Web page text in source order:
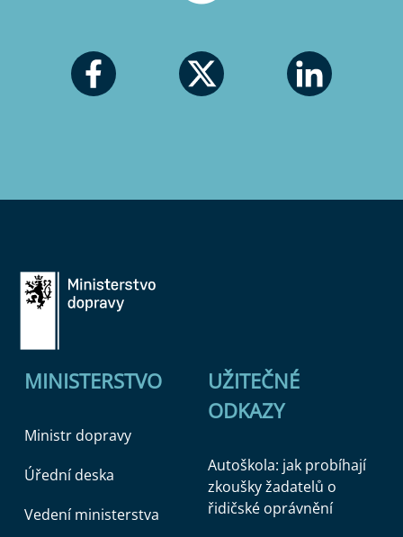
MINISTERSTVO
Ministr dopravy
Úřední deska
Vedení ministerstva
UŽITEČNÉ
ODKAZY
Autoškola: jak probíhají
zkoušky žadatelů o
řidičské oprávnění